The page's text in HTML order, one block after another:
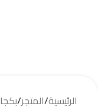
الرئيسية/المتجر/